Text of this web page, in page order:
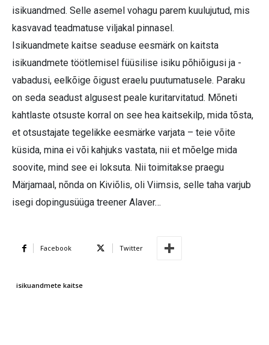
isikuandmed. Selle asemel vohagu parem kuulujutud, mis
kasvavad teadmatuse viljakal pinnasel.
Isikuandmete kaitse seaduse eesmärk on kaitsta
isikuandmete töötlemisel füüsilise isiku põhiõigusi ja -
vabadusi, eelkõige õigust eraelu puutumatusele. Paraku
on seda seadust algusest peale kuritarvitatud. Mõneti
kahtlaste otsuste korral on see hea kaitsekilp, mida tõsta,
et otsustajate tegelikke eesmärke varjata – teie võite
küsida, mina ei või kahjuks vastata, nii et mõelge mida
soovite, mind see ei loksuta. Nii toimitakse praegu
Märjamaal, nõnda on Kiviõlis, oli Viimsis, selle taha varjub
isegi dopingusüüga treener Alaver…
Facebook Twitter
isikuandmete kaitse